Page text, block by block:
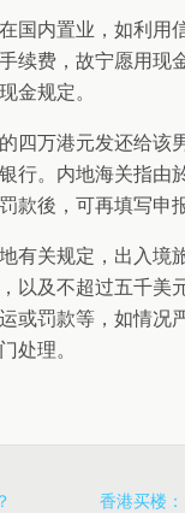
国内置业，如利用
续费，故宁愿用现
金规定。
四万港元发还给该
行。内地海关指由
款後，可再填写申
有关规定，出入境
以及不超过五千美
或罚款等，如情况
处理。
香港买楼